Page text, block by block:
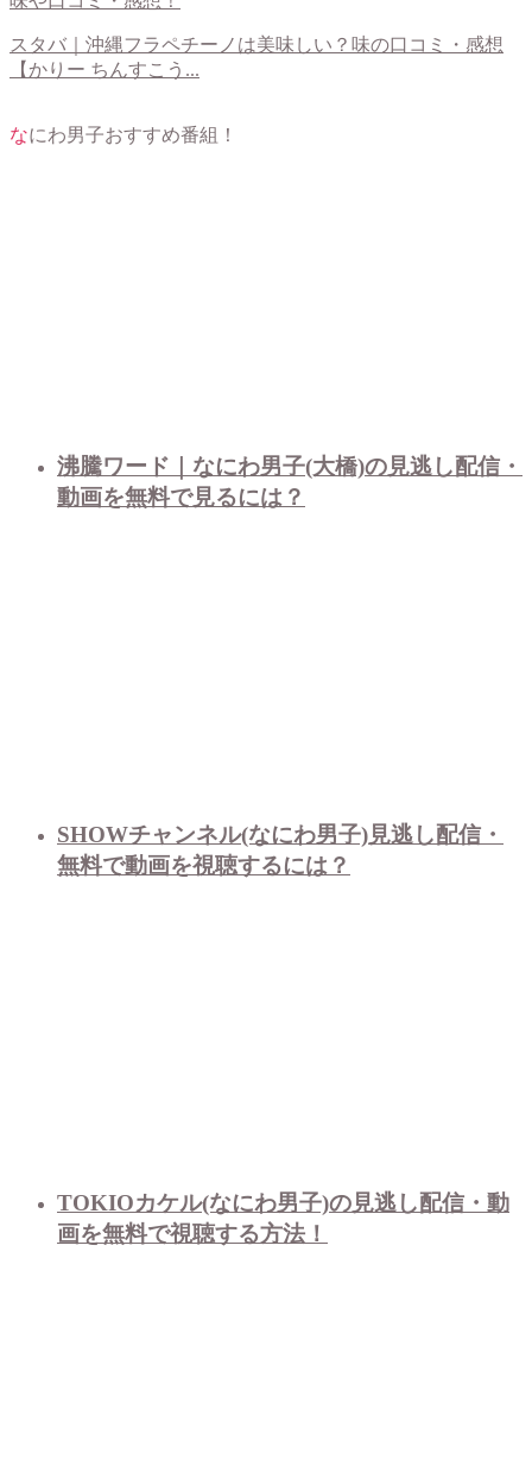
スタバ｜沖縄フラペチーノは美味しい？味の口コミ・感想
【かりー ちんすこう...
なにわ男子おすすめ番組！
沸騰ワード｜なにわ男子(大橋)の見逃し配信・
動画を無料で見るには？
SHOWチャンネル(なにわ男子)見逃し配信・
無料で動画を視聴するには？
TOKIOカケル(なにわ男子)の見逃し配信・動
画を無料で視聴する方法！